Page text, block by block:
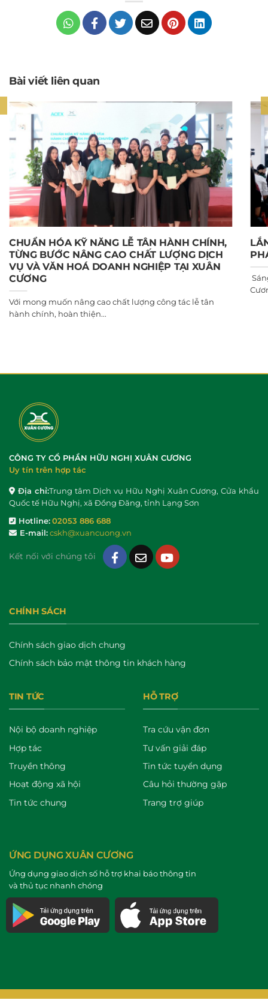
Bài viết liên quan
CHUẨN HÓA KỸ NĂNG LỄ TÂN HÀNH CHÍNH,
TỪNG BƯỚC NÂNG CAO CHẤT LƯỢNG DỊCH
VỤ VÀ VĂN HOÁ DOANH NGHIỆP TẠI XUÂN
CƯƠNG
Với mong muốn nâng cao chất lượng công tác lễ tân
hành chính, hoàn thiện...
CÔNG TY CỔ PHẦN HỮU NGHỊ XUÂN CƯƠNG
Uy tín trên hợp tác
Địa chỉ:Trung tâm Dịch vụ Hữu Nghị Xuân Cương, Cửa khẩu
Quốc tế Hữu Nghị, xã Đồng Đăng, tỉnh Lạng Sơn
Hotline:02053 886 688
E-mail:cskh@xuancuong.vn
Kết nối với chúng tôi
CHÍNH SÁCH
Chính sách giao dịch chung
Chính sách bảo mật thông tin khách hàng
TIN TỨC
Nội bộ doanh nghiệp
Hợp tác
Truyền thông
Hoạt động xã hội
Tin tức chung
HỖ TRỢ
Tra cứu vận đơn
Tư vấn giải đáp
Tin tức tuyển dụng
Câu hỏi thường gặp
Trang trợ giúp
ỨNG DỤNG XUÂN CƯƠNG
Ứng dụng giao dịch số hỗ trợ khai báo thông tin
và thủ tục nhanh chóng